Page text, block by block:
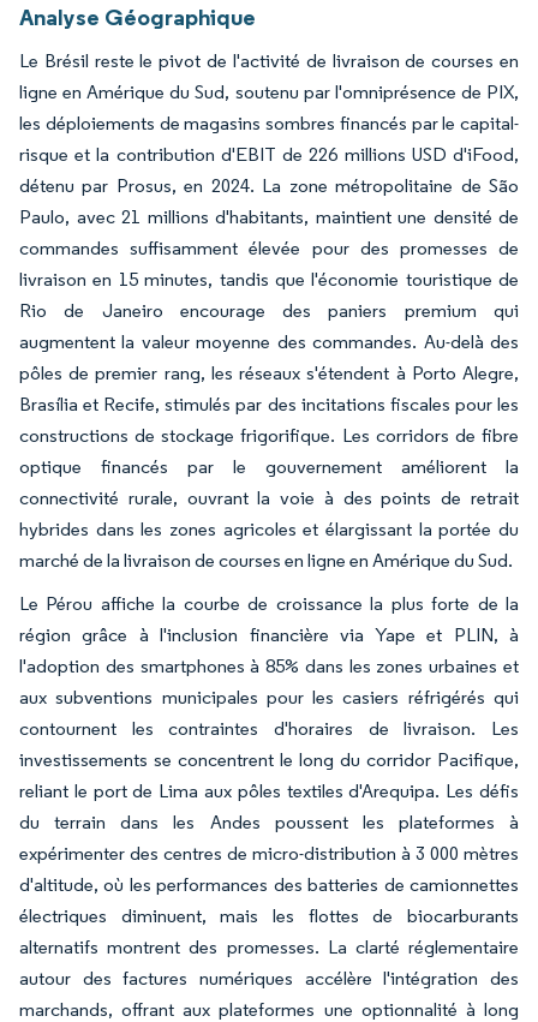
Analyse Géographique
Le Brésil reste le pivot de l'activité de livraison de courses en
ligne en Amérique du Sud, soutenu par l'omniprésence de PIX,
les déploiements de magasins sombres financés par le capital-
risque et la contribution d'EBIT de 226 millions USD d'iFood,
détenu par Prosus, en 2024. La zone métropolitaine de São
Paulo, avec 21 millions d'habitants, maintient une densité de
commandes suffisamment élevée pour des promesses de
livraison en 15 minutes, tandis que l'économie touristique de
Rio de Janeiro encourage des paniers premium qui
augmentent la valeur moyenne des commandes. Au-delà des
pôles de premier rang, les réseaux s'étendent à Porto Alegre,
Brasília et Recife, stimulés par des incitations fiscales pour les
constructions de stockage frigorifique. Les corridors de fibre
optique financés par le gouvernement améliorent la
connectivité rurale, ouvrant la voie à des points de retrait
hybrides dans les zones agricoles et élargissant la portée du
marché de la livraison de courses en ligne en Amérique du Sud.
Le Pérou affiche la courbe de croissance la plus forte de la
région grâce à l'inclusion financière via Yape et PLIN, à
l'adoption des smartphones à 85% dans les zones urbaines et
aux subventions municipales pour les casiers réfrigérés qui
contournent les contraintes d'horaires de livraison. Les
investissements se concentrent le long du corridor Pacifique,
reliant le port de Lima aux pôles textiles d'Arequipa. Les défis
du terrain dans les Andes poussent les plateformes à
expérimenter des centres de micro-distribution à 3 000 mètres
d'altitude, où les performances des batteries de camionnettes
électriques diminuent, mais les flottes de biocarburants
alternatifs montrent des promesses. La clarté réglementaire
autour des factures numériques accélère l'intégration des
marchands, offrant aux plateformes une optionnalité à long